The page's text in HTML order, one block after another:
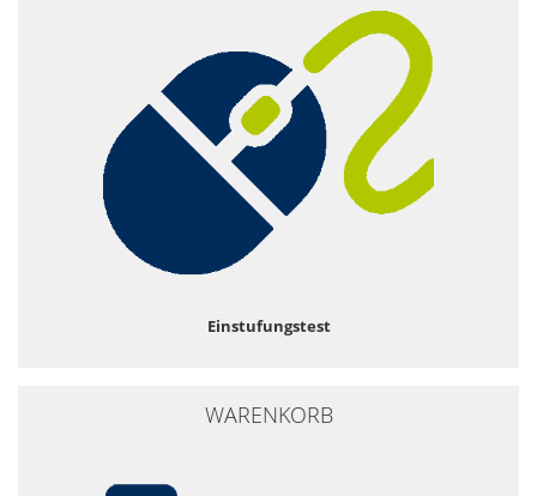
Einstufungstest
WARENKORB